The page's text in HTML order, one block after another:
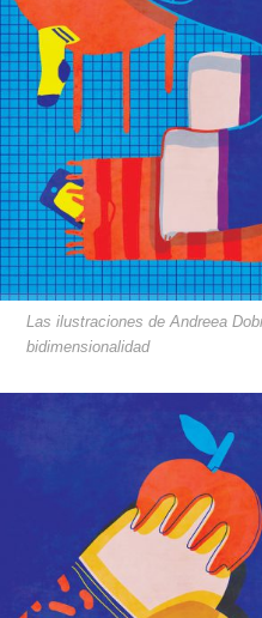
Las ilustraciones de Andreea
bidimensionalidad